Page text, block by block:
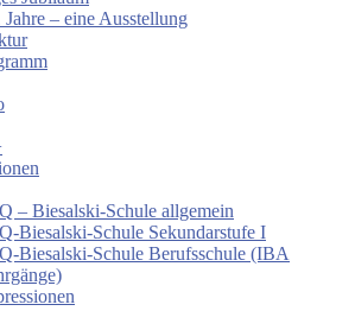
Jahre – eine Ausstellung
– Biesalski-Schule allgemein
Biesalski-Schule Sekundarstufe I
Biesalski-Schule Berufsschule (IBA